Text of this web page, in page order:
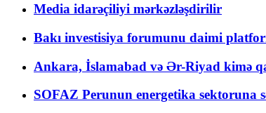
Media idarəçiliyi mərkəzləşdirilir
Bakı investisiya forumunu daimi
Ankara, İslamabad və Ər-Riyad kimə
SOFAZ Perunun energetika sektoruna